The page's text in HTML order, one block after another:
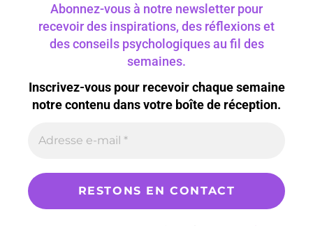
Abonnez-vous à notre newsletter pour
recevoir des inspirations, des réflexions et
des conseils psychologiques au fil des
semaines.
Inscrivez-vous pour recevoir chaque semaine
notre contenu dans votre boîte de réception.